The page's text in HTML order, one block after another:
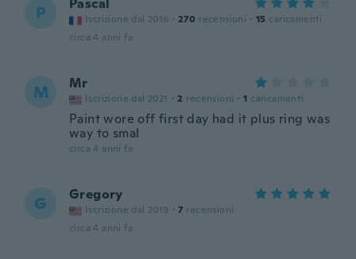
P Pascal
Iscrizione dal 2016 · 270 recensioni · 15 caricamenti
circa 4 anni fa
M Mr
Iscrizione dal 2021 · 2 recensioni · 1 caricamenti
Paint wore off first day had it plus ring was
way to smal
circa 4 anni fa
G Gregory
Iscrizione dal 2019 · 7 recensioni
circa 4 anni fa